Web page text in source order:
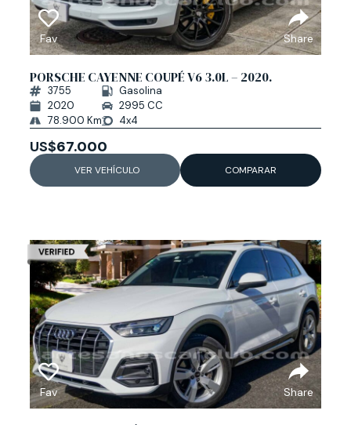
Fav Share
PORSCHE CAYENNE COUPÉ V6 3.0L – 2020.
3755
2020
78.900 Km
Gasolina
2995 CC
4x4
US$67.000
VER VEHÍCULO COMPARAR
Fav Share